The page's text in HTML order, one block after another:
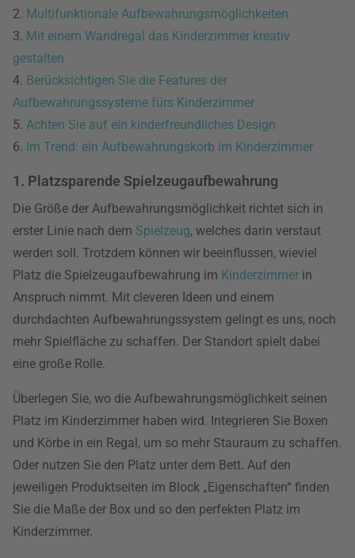
2. Multifunktionale Aufbewahrungsmöglichkeiten
3. Mit einem Wandregal das Kinderzimmer kreativ
gestalten
4. Berücksichtigen Sie die Features der
Aufbewahrungssysteme fürs Kinderzimmer
5. Achten Sie auf ein kinderfreundliches Design
6. Im Trend: ein Aufbewahrungskorb im Kinderzimmer
1. Platzsparende Spielzeugaufbewahrung
Die Größe der Aufbewahrungsmöglichkeit richtet sich in
erster Linie nach dem Spielzeug, welches darin verstaut
werden soll. Trotzdem können wir beeinflussen, wieviel
Platz die Spielzeugaufbewahrung im Kinderzimmer in
Anspruch nimmt. Mit cleveren Ideen und einem
durchdachten Aufbewahrungssystem gelingt es uns, noch
mehr Spielfläche zu schaffen. Der Standort spielt dabei
eine große Rolle.
Überlegen Sie, wo die Aufbewahrungsmöglichkeit seinen
Platz im Kinderzimmer haben wird. Integrieren Sie Boxen
und Körbe in ein Regal, um so mehr Stauraum zu schaffen.
Oder nutzen Sie den Platz unter dem Bett. Auf den
jeweiligen Produktseiten im Block „Eigenschaften“ finden
Sie die Maße der Box und so den perfekten Platz im
Kinderzimmer.